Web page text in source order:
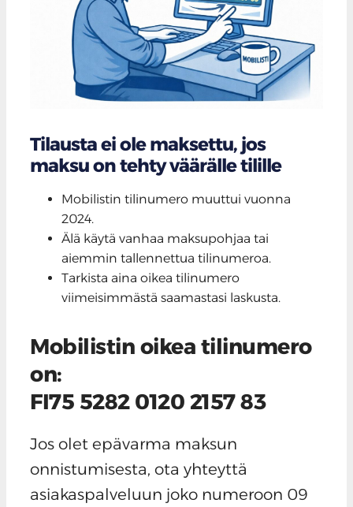
Tilausta ei ole maksettu, jos
maksu on tehty väärälle tilille
Mobilistin tilinumero muuttui vuonna
2024.
Älä käytä vanhaa maksupohjaa tai
aiemmin tallennettua tilinumeroa.
Tarkista aina oikea tilinumero
viimeisimmästä saamastasi laskusta.
Mobilistin oikea tilinumero
on:
FI75 5282 0120 2157 83
Jos olet epävarma maksun
onnistumisesta, ota yhteyttä
asiakaspalveluun joko numeroon 09